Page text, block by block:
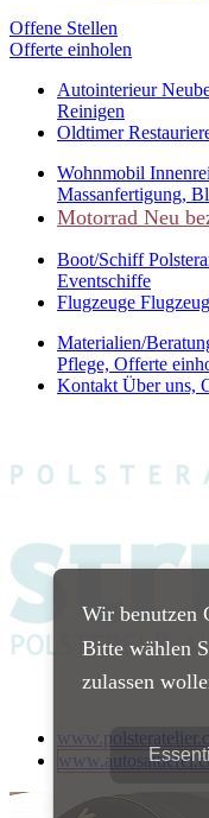
Offene Stellen
Offerte einholen
Autointerieur
Reinigen
Oldtimer
Wohnmobil
Massanfertigung,
Motorrad Neu
Boot/Schiff
Eventschiffe
Flugzeuge
Materialien/
Pflege, Offerte
KontaktÜber uns,
Wir benutzen
Bitte wählen
zulassen